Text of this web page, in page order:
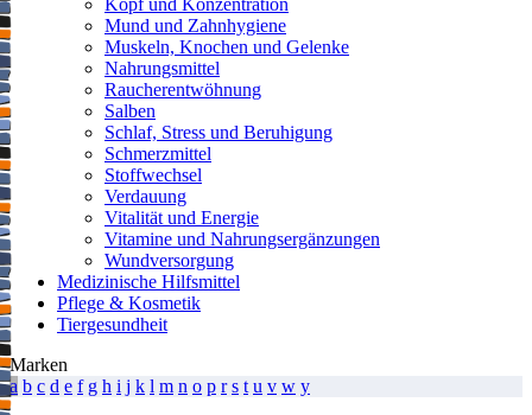
Kopf und Konzentration
Mund und Zahnhygiene
Muskeln, Knochen und Gelenke
Nahrungsmittel
Raucherentwöhnung
Salben
Schlaf, Stress und Beruhigung
Schmerzmittel
Stoffwechsel
Verdauung
Vitalität und Energie
Vitamine und Nahrungsergänzungen
Wundversorgung
Medizinische Hilfsmittel
Pflege & Kosmetik
Tiergesundheit
Marken
a b c d e f g h i j k l m n o p r s t u v w y